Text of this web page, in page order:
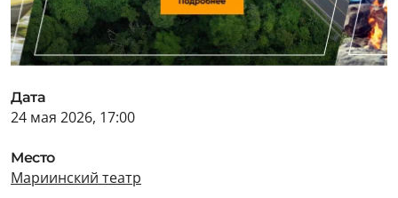
Дата
24 мая 2026, 17:00
Место
Мариинский театр